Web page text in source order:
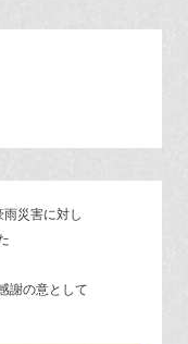
災害に対し
謝の意として